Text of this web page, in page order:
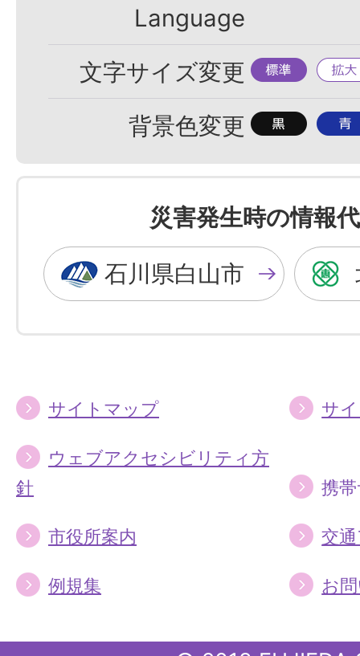
Language
文字サイズ変更 標
準
拡
大
背景色変更 背
色
を
黒
色
に
背
色
を
青
色
に
災害発生時の情報
石川県白山市
サイトマップ サ
ウェブアクセシビリティ方
針
携
市役所案内 交
例規集 お